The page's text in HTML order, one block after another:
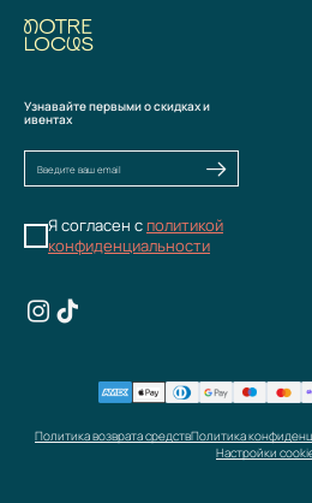
Узнавайте первыми о скидках и
ивентах
Я согласен с политикой
конфиденциальности
Политика возврата средствПолитика
Настройки